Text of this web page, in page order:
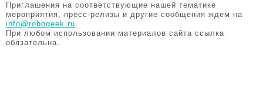
Приглашения на соответствующие нашей тематике
мероприятия, пресс-релизы и другие сообщения ждем на
info@robogeek.ru.
При любом использовании материалов сайта ссылка
обязательна.